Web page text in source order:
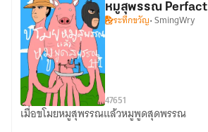
หมู
หมูสุพรรณ Perfact
ระทึกขวัญ• SmingWry
47651
เมื่อขโมยหมูสุพรรณแล้วหมูพูดสุดพรรณ